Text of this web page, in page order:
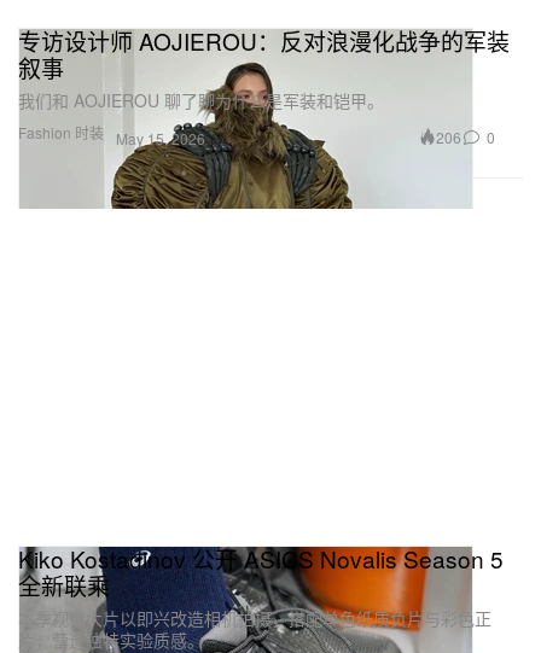
Fashion 时装
专访设计师 AOJIEROU：反对浪漫化战争的军装
叙事
我们和 AOJIEROU 聊了聊为什么是军装和铠甲。
May 15, 2026 206 0
Kiko Kostadinov 公开 ASICS Novalis Season 5
全新联乘
本季视觉大片以即兴改造相机拍摄，搭配单色纸质负片与彩色正
片，营造独特实验质感。